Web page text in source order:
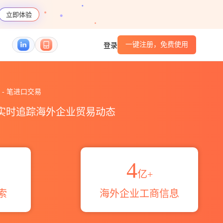
立即体验
登录 一键注册，免费使用
- 笔进口交易
时追踪海外企业贸易动态
4亿+
海外企业工商信息